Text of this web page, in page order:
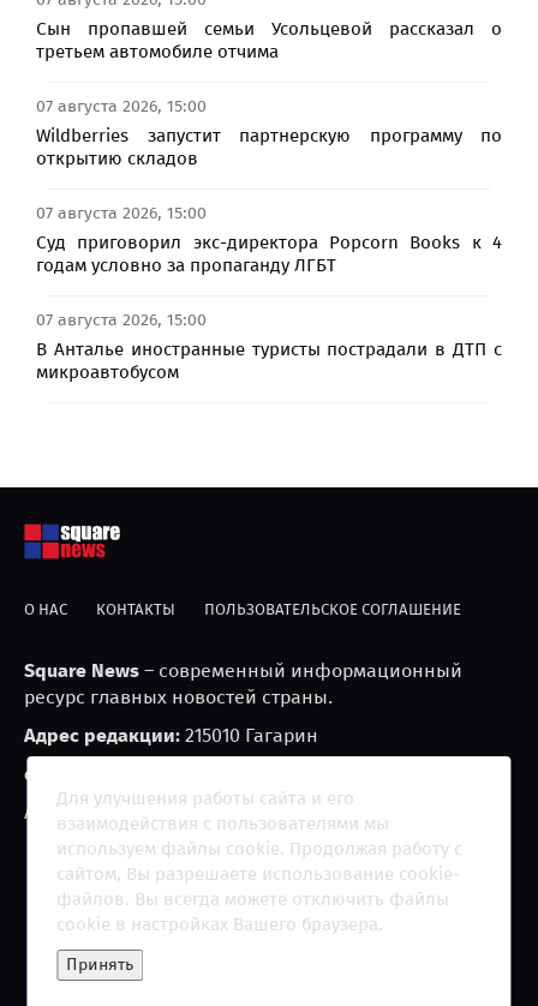
Сын пропавшей семьи Усольцевой рассказал о
третьем автомобиле отчима
07 августа 2026, 15:00
Wildberries запустит партнерскую программу по
открытию складов
07 августа 2026, 15:00
Суд приговорил экс-директора Popcorn Books к 4
годам условно за пропаганду ЛГБТ
07 августа 2026, 15:00
В Анталье иностранные туристы пострадали в ДТП с
микроавтобусом
О НАС КОНТАКТЫ ПОЛЬЗОВАТЕЛЬСКОЕ СОГЛАШЕНИЕ
Square News – современный информационный
ресурс главных новостей страны.
Адрес редакции: 215010 Гагарин
e-mail:
Агрегатор новостей «Square news» (18+)
Copyright 2013 - ©
2026 All rights reserved | Сетевое
Для улучшения работы сайта и его
взаимодействия с пользователями мы
используем файлы cookie. Продолжая работу с
сайтом, Вы разрешаете использование cookie-
файлов. Вы всегда можете отключить файлы
cookie в настройках Вашего браузера.
Принять